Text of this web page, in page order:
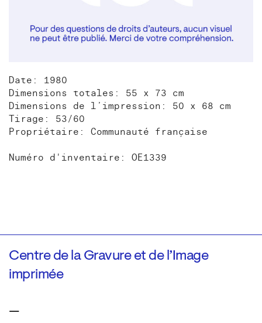
Date: 1980
Dimensions totales: 55 x 73 cm
Dimensions de l’impression: 50 x 68 cm
Tirage: 53/60
Propriétaire: Communauté française
Numéro d'inventaire: OE1339
Centre de la Gravure et de l’Image
imprimée
—